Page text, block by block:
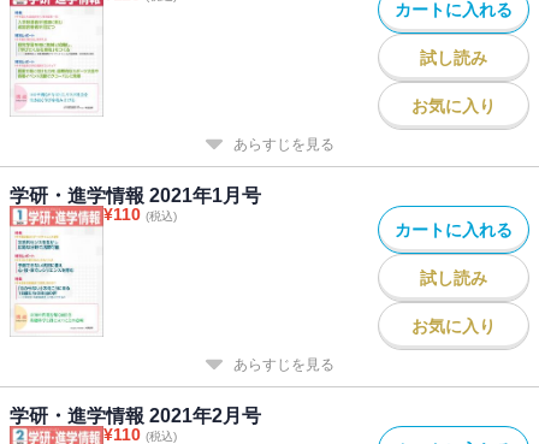
カートに入れる
試し読み
お気に入り
あらすじを見る
学研・進学情報 2021年1月号
¥110 (税込)
カートに入れる
試し読み
お気に入り
あらすじを見る
学研・進学情報 2021年2月号
¥110 (税込)